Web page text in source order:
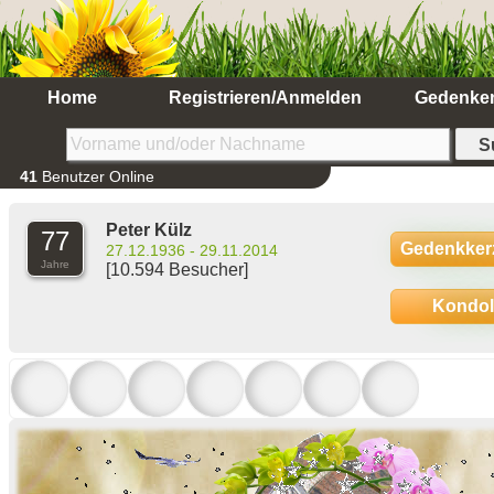
Home Registrieren/Anmelden
41 Benutzer Online
77
Jahre
Peter Külz
27.12.1936 - 29.11.2014
[10.594 Besucher]